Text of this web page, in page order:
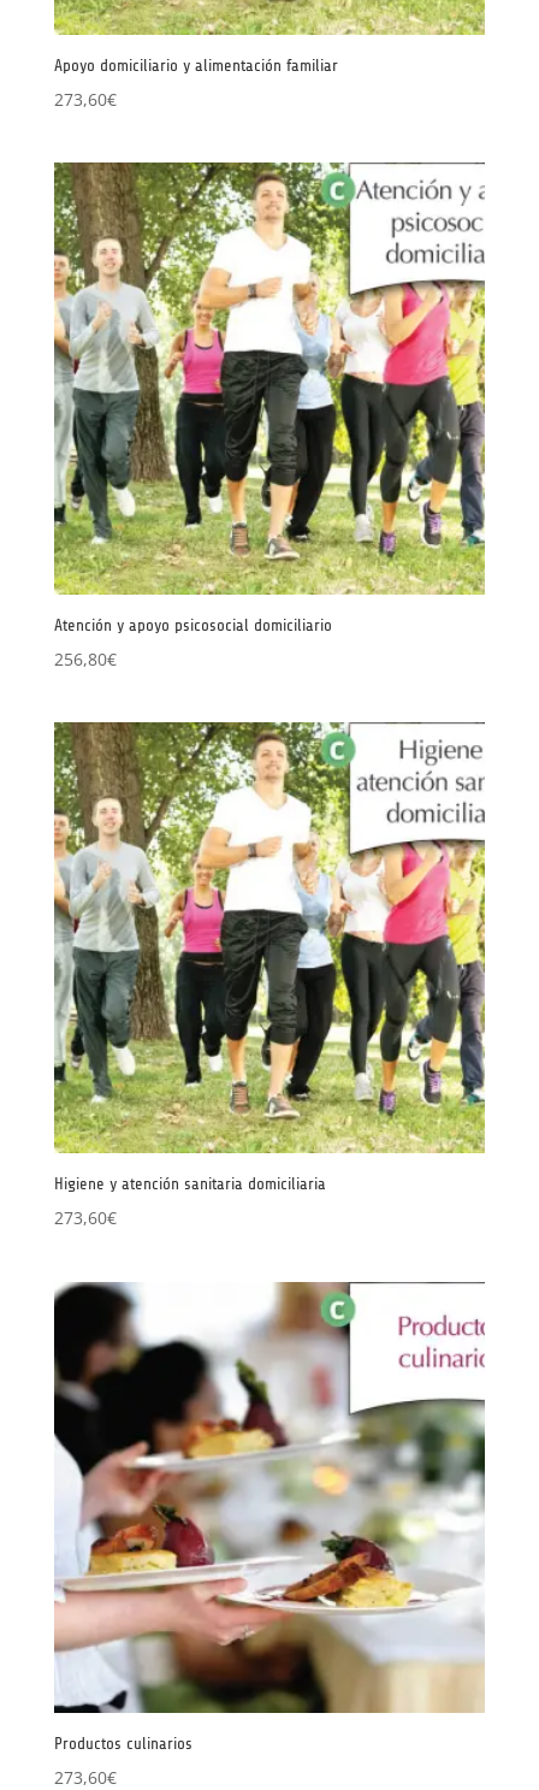
Apoyo domiciliario y alimentación familiar
273,60€
Atención y apoyo psicosocial domiciliario
256,80€
Higiene y atención sanitaria domiciliaria
273,60€
Productos culinarios
273,60€